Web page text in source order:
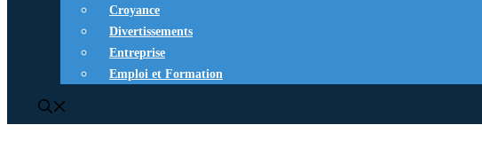
Croyance
Divertissements
Entreprise
Emploi et Formation